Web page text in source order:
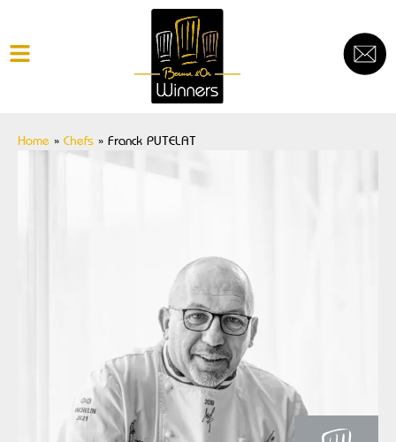
Home » Chefs » Franck PUTELAT